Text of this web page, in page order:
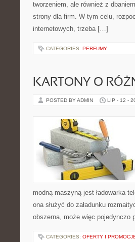
tworzeniem, ale również z
strony dla firm. W tym celu,
internetowych, trzeba […]
CATEGORIES: PERFUMY
KARTONY O
POSTED BY ADMIN LIP - 12 -
modną maszyną jest ładowarka
ona służyć do załadunku
obszerna, może więc
CATEGORIES: OFERTY I